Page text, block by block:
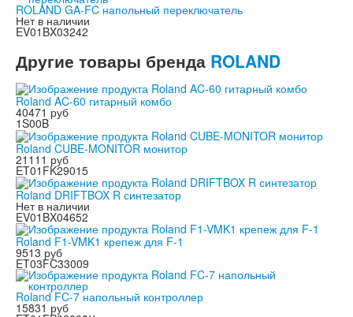
ROLAND GA-FC напольный переключатель
Нет в наличии
EV01BX03242
Другие товары бренда ROLAND
Roland AC-60 гитарный комбо
40471 руб
1S00B
Roland CUBE-MONITOR монитор
21111 руб
ET01FK29015
Roland DRIFTBOX R синтезатор
Нет в наличии
EV01BX04652
Roland F1-VMK1 крепеж для F-1
9513 руб
ET03FC33009
Roland FC-7 напольный контроллер
15831 руб